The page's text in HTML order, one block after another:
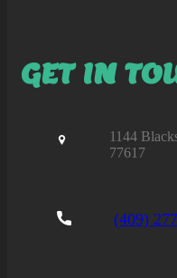
GET IN
1144
77617
(409)